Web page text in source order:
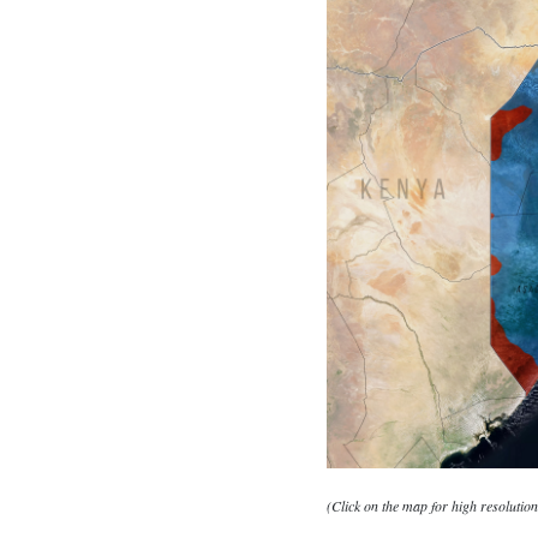
(Click on the map for high